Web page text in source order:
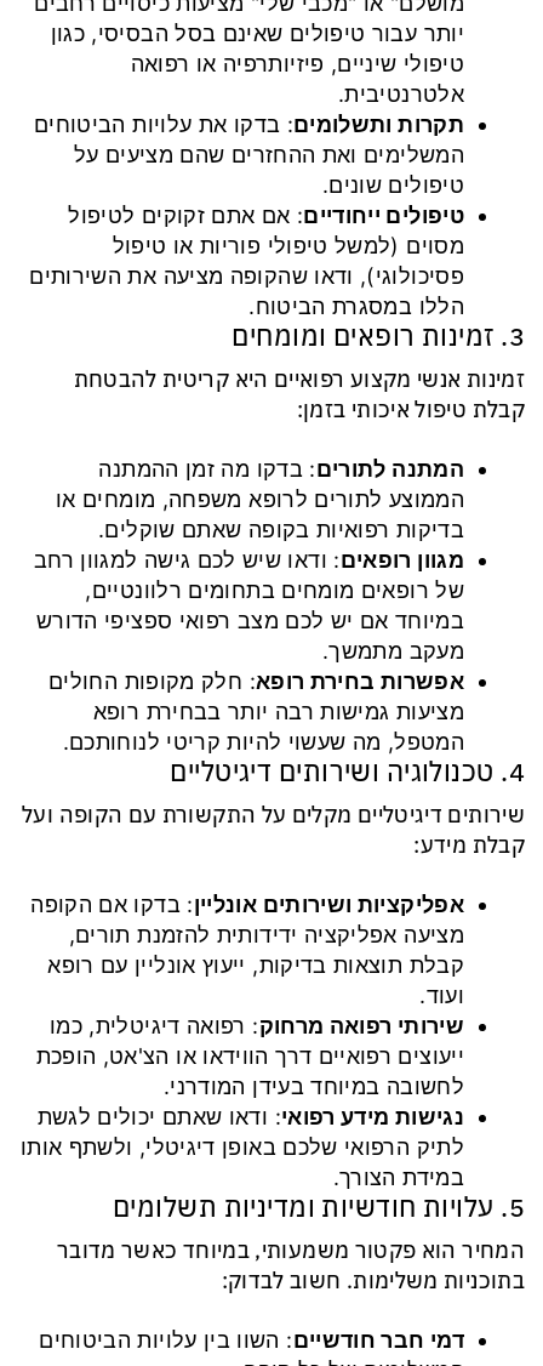
יותר עבור טיפולים שאינם בסל הבסיסי, כגון
טיפולי שיניים, פיזיותרפיה או רפואה
אלטרנטיבית.
תקרות ותשלומים: בדקו את עלויות הביטוחים
המשלימים ואת ההחזרים שהם מציעים על
טיפולים שונים.
טיפולים ייחודיים: אם אתם זקוקים לטיפול
מסוים (למשל טיפולי פוריות או טיפול
פסיכולוגי), ודאו שהקופה מציעה את השירותים
הללו במסגרת הביטוח.
3. זמינות רופאים ומומחים
זמינות אנשי מקצוע רפואיים היא קריטית להבטחת
קבלת טיפול איכותי בזמן:
המתנה לתורים: בדקו מה זמן ההמתנה
הממוצע לתורים לרופא משפחה, מומחים או
בדיקות רפואיות בקופה שאתם שוקלים.
מגוון רופאים: ודאו שיש לכם גישה למגוון רחב
של רופאים מומחים בתחומים רלוונטיים,
במיוחד אם יש לכם מצב רפואי ספציפי הדורש
מעקב מתמשך.
אפשרות בחירת רופא: חלק מקופות החולים
מציעות גמישות רבה יותר בבחירת רופא
המטפל, מה שעשוי להיות קריטי לנוחותכם.
4. טכנולוגיה ושירותים דיגיטליים
שירותים דיגיטליים מקלים על התקשורת עם הקופה ועל
קבלת מידע:
אפליקציות ושירותים אונליין: בדקו אם הקופה
מציעה אפליקציה ידידותית להזמנת תורים,
קבלת תוצאות בדיקות, ייעוץ אונליין עם רופא
ועוד.
שירותי רפואה מרחוק: רפואה דיגיטלית, כמו
ייעוצים רפואיים דרך הווידאו או הצ'אט, הופכת
לחשובה במיוחד בעידן המודרני.
נגישות מידע רפואי: ודאו שאתם יכולים לגשת
לתיק הרפואי שלכם באופן דיגיטלי, ולשתף אותו
במידת הצורך.
5. עלויות חודשיות ומדיניות תשלומים
המחיר הוא פקטור משמעותי, במיוחד כאשר מדובר
בתוכניות משלימות. חשוב לבדוק:
דמי חבר חודשיים: השוו בין עלויות הביטוחים